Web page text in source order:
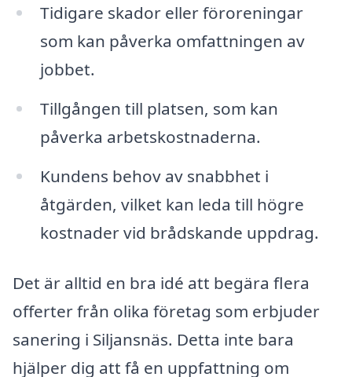
Tidigare skador eller föroreningar
som kan påverka omfattningen av
jobbet.
Tillgången till platsen, som kan
påverka arbetskostnaderna.
Kundens behov av snabbhet i
åtgärden, vilket kan leda till högre
kostnader vid brådskande uppdrag.
Det är alltid en bra idé att begära flera
offerter från olika företag som erbjuder
sanering i Siljansnäs. Detta inte bara
hjälper dig att få en uppfattning om